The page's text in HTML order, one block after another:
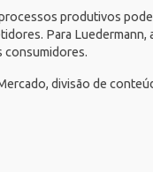
produtivos
Para Luedermann,
consumidores.
divisão de